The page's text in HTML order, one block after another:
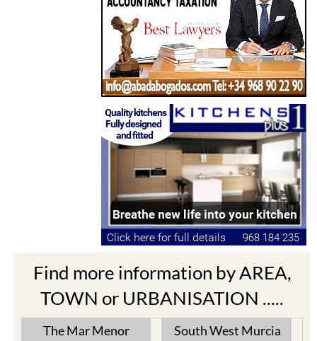
Find more information by AREA,
TOWN or URBANISATION .....